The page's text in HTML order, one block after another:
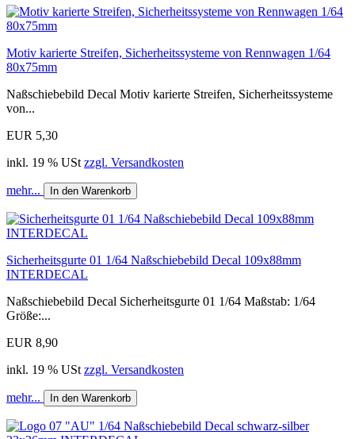
Motiv karierte Streifen, Sicherheitssysteme von Rennwagen 1/64
80x75mm
Naßschiebebild Decal Motiv karierte Streifen, Sicherheitssysteme
von...
EUR 5,30
inkl. 19 % USt zzgl. Versandkosten
mehr... In den Warenkorb
Sicherheitsgurte 01 1/64 Naßschiebebild Decal 109x88mm
INTERDECAL
Naßschiebebild Decal Sicherheitsgurte 01 1/64 Maßstab: 1/64
Größe:...
EUR 8,90
inkl. 19 % USt zzgl. Versandkosten
mehr... In den Warenkorb